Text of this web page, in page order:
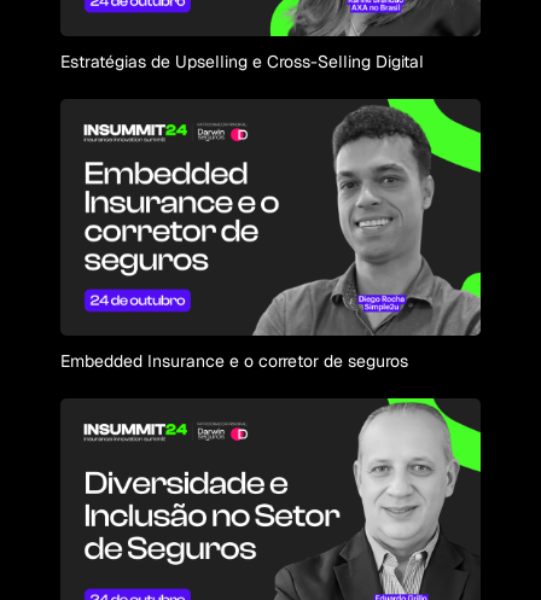
Estratégias de Upselling e Cross-Selling Digital
Embedded Insurance e o corretor de seguros